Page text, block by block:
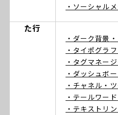
・ソーシャル
た行
・ダーク背景
・タイポグラフ
・タグマネー
・ダッシュボ
・チャネル ・
・テールワード
・テキストリ